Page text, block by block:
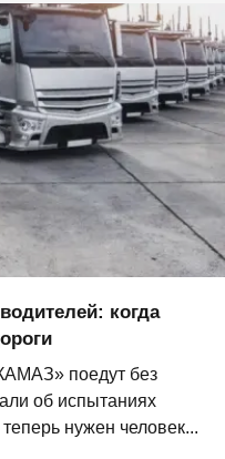
когда
поедут без
об испытаниях
нужен человек...